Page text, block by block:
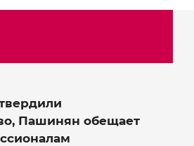
Пашинян обещает